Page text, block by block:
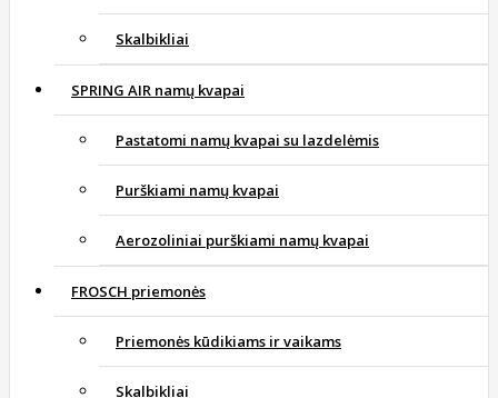
Skalbikliai
SPRING AIR namų kvapai
Pastatomi namų kvapai su lazdelėmis
Purškiami namų kvapai
Aerozoliniai purškiami namų kvapai
FROSCH priemonės
Priemonės kūdikiams ir vaikams
Skalbikliai